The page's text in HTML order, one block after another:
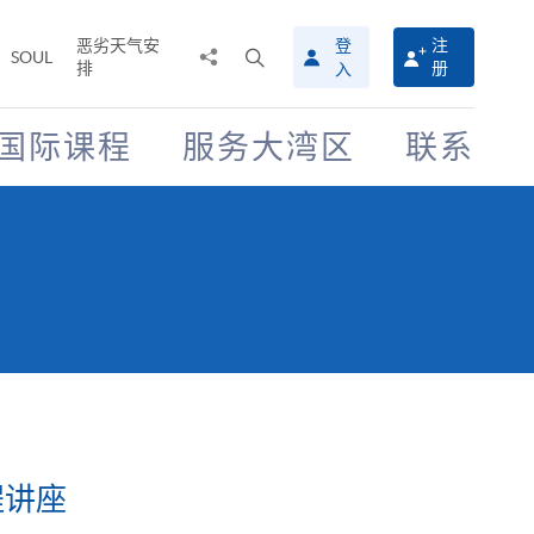
SOUL
恶劣天气安
排
搜
寻
介
面
登
入
注
册
际课程 服务大湾区 联系
座